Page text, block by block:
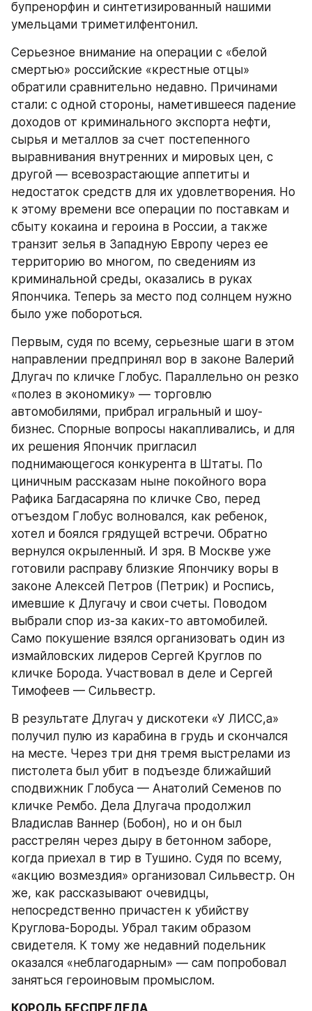
бупренорфин и синтетизированный нашими
умельцами триметилфентонил.
Серьезное внимание на операции с «белой
смертью» российские «крестные отцы»
обратили сравнительно недавно. Причинами
стали: с одной стороны, наметившееся падение
доходов от криминального экспорта нефти,
сырья и металлов за счет постепенного
выравнивания внутренних и мировых цен, с
другой — всевозрастающие аппетиты и
недостаток средств для их удовлетворения. Но
к этому времени все операции по поставкам и
сбыту кокаина и героина в России, а также
транзит зелья в Западную Европу через ее
территорию во многом, по сведениям из
криминальной среды, оказались в руках
Япончика. Теперь за место под солнцем нужно
было уже побороться.
Первым, судя по всему, серьезные шаги в этом
направлении предпринял вор в законе Валерий
Длугач по кличке Глобус. Параллельно он резко
«полез в экономику» — торговлю
автомобилями, прибрал игральный и шоу-
бизнес. Спорные вопросы накапливались, и для
их решения Япончик пригласил
поднимающегося конкурента в Штаты. По
циничным рассказам ныне покойного вора
Рафика Багдасаряна по кличке Сво, перед
отъездом Глобус волновался, как ребенок,
хотел и боялся грядущей встречи. Обратно
вернулся окрыленный. И зря. В Москве уже
готовили расправу близкие Япончику воры в
законе Алексей Петров (Петрик) и Роспись,
имевшие к Длугачу и свои счеты. Поводом
выбрали спор из-за каких-то автомобилей.
Само покушение взялся организовать один из
измайловских лидеров Сергей Круглов по
кличке Борода. Участвовал в деле и Сергей
Тимофеев — Сильвестр.
В результате Длугач у дискотеки «У ЛИСС,а»
получил пулю из карабина в грудь и скончался
на месте. Через три дня тремя выстрелами из
пистолета был убит в подъезде ближайший
сподвижник Глобуса — Анатолий Семенов по
кличке Рембо. Дела Длугача продолжил
Владислав Ваннер (Бобон), но и он был
расстрелян через дыру в бетонном заборе,
когда приехал в тир в Тушино. Судя по всему,
«акцию возмездия» организовал Сильвестр. Он
же, как рассказывают очевидцы,
непосредственно причастен к убийству
Круглова-Бороды. Убрал таким образом
свидетеля. К тому же недавний подельник
оказался «неблагодарным» — сам попробовал
заняться героиновым промыслом.
КОРОЛЬ БЕСПРЕДЕЛА